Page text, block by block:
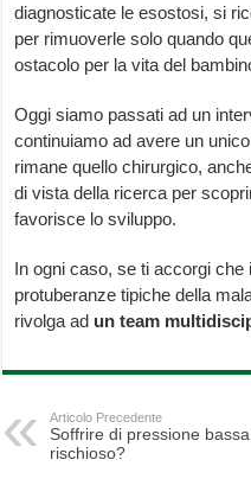
diagnosticate le esostosi, si
per rimuoverle solo quando
ostacolo per la vita del
Oggi siamo passati ad un
continuiamo ad avere un
rimane quello chirurgico,
di vista della ricerca per
favorisce lo sviluppo.
In ogni caso, se ti accorgi che
protuberanze tipiche della
rivolga ad un team
Articolo Precedente
Soffrire di pressione
rischioso?